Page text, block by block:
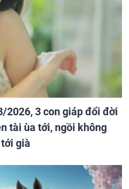
2026, 3 con giáp đổi đời
tài ùa tới, ngồi không
tới già